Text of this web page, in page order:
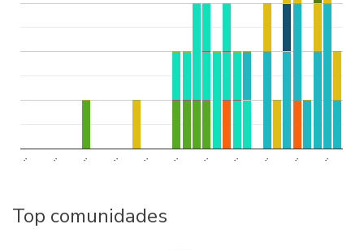
.. .. .. .. .. .. .. .. .. .. ..
Top comunidades